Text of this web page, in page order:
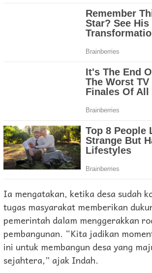
Ia mengatakan, ketika desa sudah
tugas masyarakat memberikan
pemerintah dalam menggerakkan
pembangunan. “Kita jadikan
ini untuk membangun desa yang
sejahtera,” ajak Indah.